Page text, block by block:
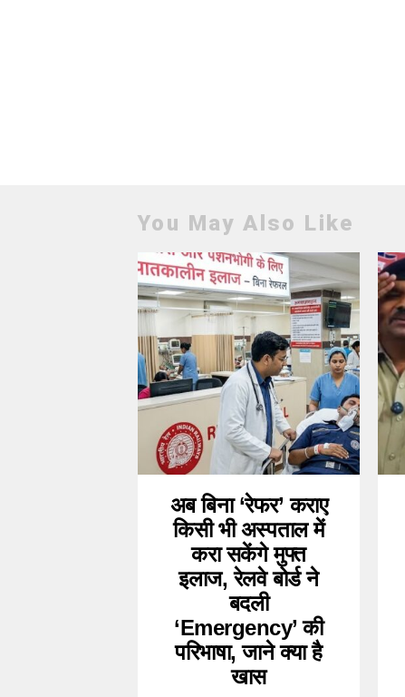
You May Also Like
अब बिना ‘रेफर’ कराए
किसी भी अस्पताल में
करा सकेंगे मुफ्त
इलाज, रेलवे बोर्ड ने
बदली
‘Emergency’ की
परिभाषा, जाने क्या है
खास